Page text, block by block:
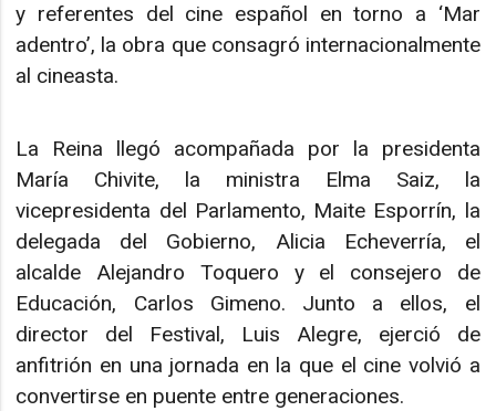
y referentes del cine español en torno a ‘Mar
adentro’, la obra que consagró internacionalmente
al cineasta.
La Reina llegó acompañada por la presidenta
María Chivite, la ministra Elma Saiz, la
vicepresidenta del Parlamento, Maite Esporrín, la
delegada del Gobierno, Alicia Echeverría, el
alcalde Alejandro Toquero y el consejero de
Educación, Carlos Gimeno. Junto a ellos, el
director del Festival, Luis Alegre, ejerció de
anfitrión en una jornada en la que el cine volvió a
convertirse en puente entre generaciones.